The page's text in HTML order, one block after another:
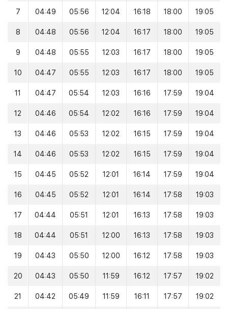
7 04:49 05:56 12:04 16:18 18:00 19:05
8 04:48 05:56 12:04 16:17 18:00 19:05
9 04:48 05:55 12:03 16:17 18:00 19:05
10 04:47 05:55 12:03 16:17 18:00 19:05
11 04:47 05:54 12:03 16:16 17:59 19:04
12 04:46 05:54 12:02 16:16 17:59 19:04
13 04:46 05:53 12:02 16:15 17:59 19:04
14 04:46 05:53 12:02 16:15 17:59 19:04
15 04:45 05:52 12:01 16:14 17:59 19:04
16 04:45 05:52 12:01 16:14 17:58 19:03
17 04:44 05:51 12:01 16:13 17:58 19:03
18 04:44 05:51 12:00 16:13 17:58 19:03
19 04:43 05:50 12:00 16:12 17:58 19:03
20 04:43 05:50 11:59 16:12 17:57 19:02
21 04:42 05:49 11:59 16:11 17:57 19:02